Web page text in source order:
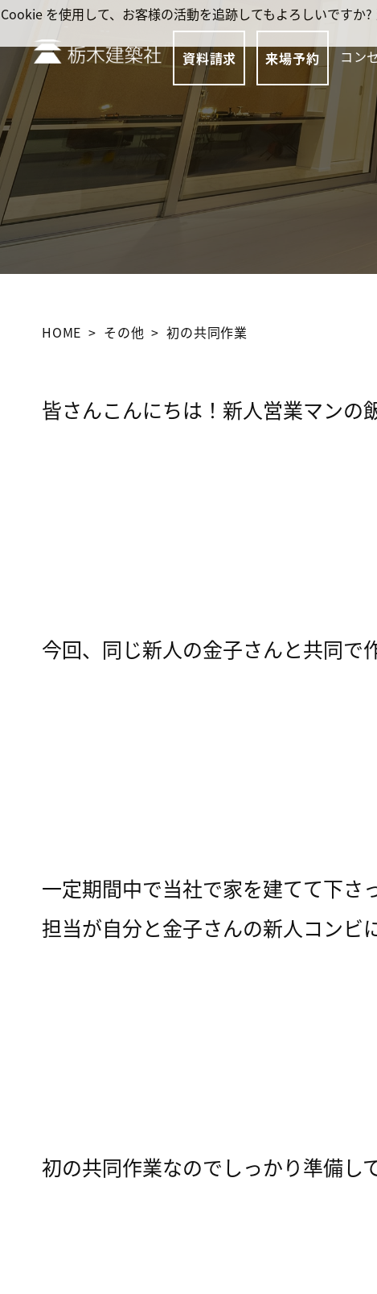
資料請求 来場予約 コン
HOME その他 初の共同作業
皆さんこんにちは！新人営業マンの
今回、同じ新人の金子さんと共同で
一定期間中で当社で家を建てて下さ
担当が自分と金子さんの新人コンビ
初の共同作業なのでしっかり準備し
Cookie を使用して、お客様の活動を追跡してもよろしいです